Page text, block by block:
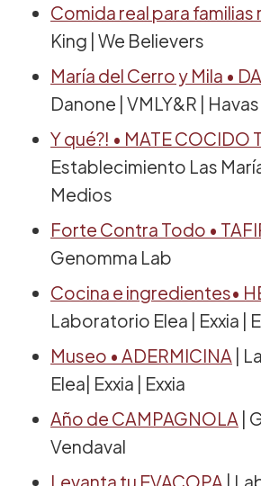
Comida real para familias
King | We Believers
María del Cerro y Mila •
Danone | VMLY&R | Havas
Y qué?! • MATE COCIDO
Establecimiento Las
Medios
Forte Contra Todo •
Genomma Lab
Cocina e ingredientes•
Laboratorio Elea | Exxia |
Museo • ADERMICINA |
Elea| Exxia | Exxia
Año de CAMPAGNOLA |
Vendaval
Levanta tu EVACOPA |